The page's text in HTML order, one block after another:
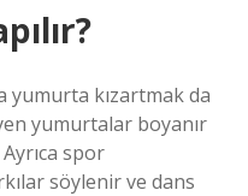
yumurta kızartmak da
yumurtalar boyanır
spor
söylenir ve dans